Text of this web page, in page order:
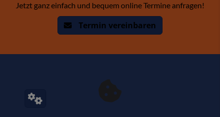
Jetzt ganz einfach und bequem online Termine anfragen!
Termin vereinbaren